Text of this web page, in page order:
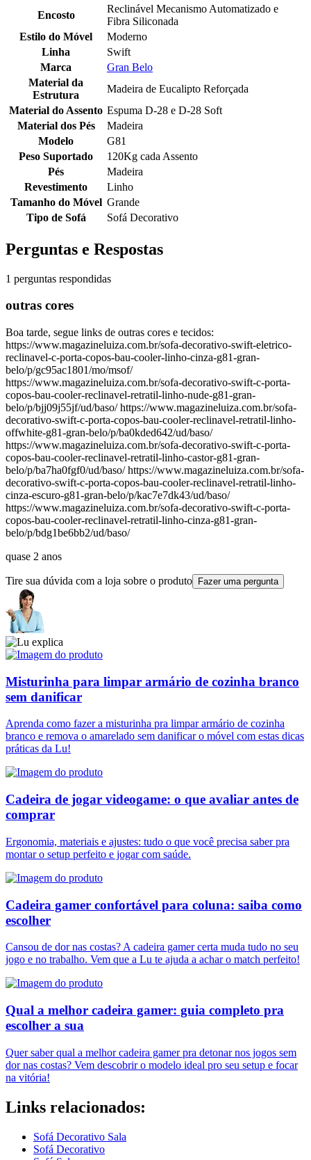
Encosto
Reclinável Mecanismo Automatizado e
Fibra Siliconada
Estilo do Móvel
Moderno
Linha
Swift
Marca
Gran Belo
Material da
Estrutura
Madeira de Eucalipto Reforçada
Material do Assento Espuma D-28 e D-28 Soft
Material dos Pés
Madeira
Modelo
G81
Peso Suportado
120Kg cada Assento
Pés
Madeira
Revestimento
Linho
Tamanho do Móvel Grande
Tipo de Sofá
Sofá Decorativo
Perguntas e Respostas
1 perguntas respondidas
outras cores
Boa tarde, segue links de outras cores e tecidos:
https://www.magazineluiza.com.br/sofa-decorativo-swift-eletrico-
reclinavel-c-porta-copos-bau-cooler-linho-cinza-g81-gran-
belo/p/gc95ac1801/mo/msof/
https://www.magazineluiza.com.br/sofa-decorativo-swift-c-porta-
copos-bau-cooler-reclinavel-retratil-linho-nude-g81-gran-
belo/p/bjj09j55jf/ud/baso/ https://www.magazineluiza.com.br/sofa-
decorativo-swift-c-porta-copos-bau-cooler-reclinavel-retratil-linho-
offwhite-g81-gran-belo/p/ba0kded642/ud/baso/
https://www.magazineluiza.com.br/sofa-decorativo-swift-c-porta-
copos-bau-cooler-reclinavel-retratil-linho-castor-g81-gran-
belo/p/ba7ha0fgf0/ud/baso/ https://www.magazineluiza.com.br/sofa-
decorativo-swift-c-porta-copos-bau-cooler-reclinavel-retratil-linho-
cinza-escuro-g81-gran-belo/p/kac7e7dk43/ud/baso/
https://www.magazineluiza.com.br/sofa-decorativo-swift-c-porta-
copos-bau-cooler-reclinavel-retratil-linho-cinza-g81-gran-
belo/p/bdg1be6bb2/ud/baso/
quase 2 anos
Tire sua dúvida com a loja sobre o produto Fazer uma pergunta
Misturinha para limpar armário de cozinha branco
sem danificar
Aprenda como fazer a misturinha pra limpar armário de cozinha
branco e remova o amarelado sem danificar o móvel com estas dicas
práticas da Lu!
Cadeira de jogar videogame: o que avaliar antes de
comprar
Ergonomia, materiais e ajustes: tudo o que você precisa saber pra
montar o setup perfeito e jogar com saúde.
Cadeira gamer confortável para coluna: saiba como
escolher
Cansou de dor nas costas? A cadeira gamer certa muda tudo no seu
jogo e no trabalho. Vem que a Lu te ajuda a achar o match perfeito!
Qual a melhor cadeira gamer: guia completo pra
escolher a sua
Quer saber qual a melhor cadeira gamer pra detonar nos jogos sem
dor nas costas? Vem descobrir o modelo ideal pro seu setup e focar
na vitória!
Links relacionados:
Sofá Decorativo Sala
Sofá Decorativo